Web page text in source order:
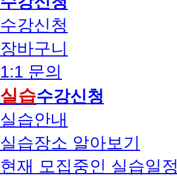
수강신청
장바구니
1:1 문의
실습수강신청
실습안내
실습장소 알아보기
현재 모집중인 실습일정